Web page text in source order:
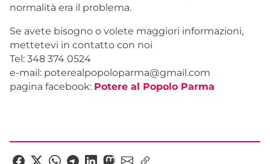
normalità era il problema.
Se avete bisogno o volete maggiori informazioni,
mettetevi in contatto con noi
Tel: 348 374 0524
e-mail: poterealpopoloparma@gmail.com
pagina facebook: Potere al Popolo Parma